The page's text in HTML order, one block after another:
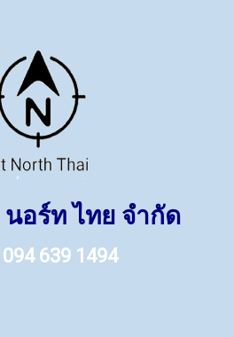
อร์ท ไทย จำกัด
094 639 1494